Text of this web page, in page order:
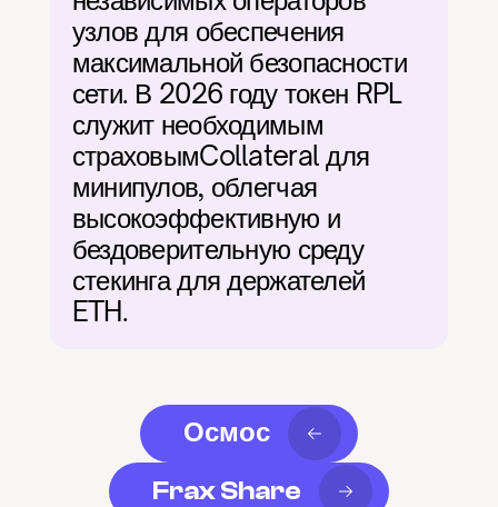
узлов для обеспечения
максимальной безопасности
сети. В 2026 году токен RPL
служит необходимым
страховымCollateral для
минипулов, облегчая
высокоэффективную и
бездоверительную среду
стекинга для держателей
ETH.
Осмос
Frax Share